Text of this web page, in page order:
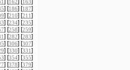
] [162] [163]
] [186] [187]
] [210] [211]
] [234] [235]
] [258] [259]
] [282] [283]
] [306] [307]
] [330] [331]
] [354] [355]
] [378] [379]